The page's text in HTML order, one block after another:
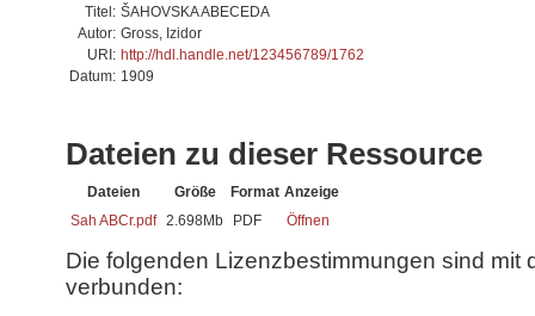
Titel: ŠAHOVSKA ABECEDA
Autor: Gross, Izidor
URI: http://hdl.handle.net/123456789/1762
Datum: 1909
Dateien zu dieser Ressource
Dateien Größe Format Anzeige
Sah ABCr.pdf 2.698Mb PDF Öffnen
Die folgenden Lizenzbestimmungen sind mit
verbunden: